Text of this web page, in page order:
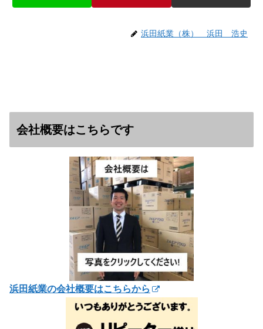
浜田紙業（株） 浜田 浩史
会社概要はこちらです
浜田紙業の会社概要はこちらから